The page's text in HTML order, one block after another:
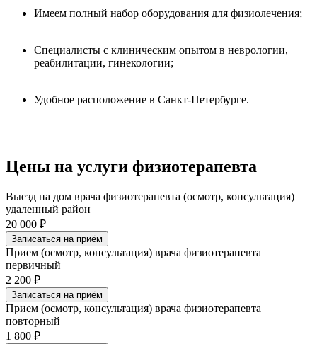
Имеем полный набор оборудования для физиолечения;
Специалисты с клиническим опытом в неврологии,
реабилитации, гинекологии;
Удобное расположение в Санкт-Петербурге.
Цены на услуги физиотерапевта
Выезд на дом врача физиотерапевта (осмотр, консультация)
удаленный район
20 000 ₽
Записаться на приём
Прием (осмотр, консультация) врача физиотерапевта
первичный
2 200 ₽
Записаться на приём
Прием (осмотр, консультация) врача физиотерапевта
повторный
1 800 ₽